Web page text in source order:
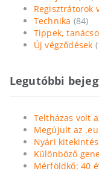
Regisztrátorok
Technika (84)
Tippek,
Új végződések
Legutóbbi
Teltházas volt
Megújult az
Nyári
Különböző
Mérföldkő: 40